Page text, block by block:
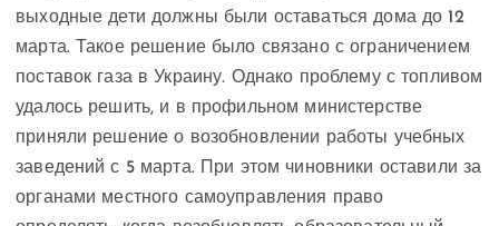
выходные дети должны были оставаться дома до 12
марта. Такое решение было связано с ограничением
поставок газа в Украину. Однако проблему с топливом
удалось решить, и в профильном министерстве
приняли решение о возобновлении работы учебных
заведений с 5 марта. При этом чиновники оставили за
органами местного самоуправления право